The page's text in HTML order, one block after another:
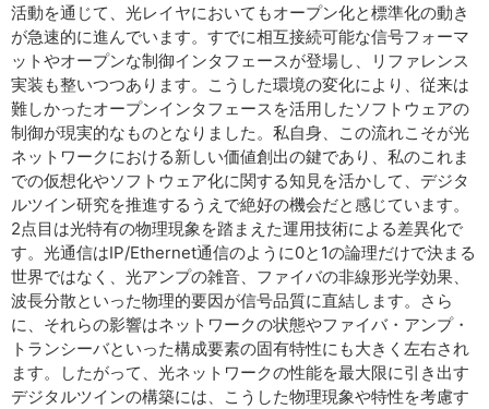
活動を通じて、光レイヤにおいてもオープン化と標準化の動き
が急速的に進んでいます。すでに相互接続可能な信号フォーマ
ットやオープンな制御インタフェースが登場し、リファレンス
実装も整いつつあります。こうした環境の変化により、従来は
難しかったオープンインタフェースを活用したソフトウェアの
制御が現実的なものとなりました。私自身、この流れこそが光
ネットワークにおける新しい価値創出の鍵であり、私のこれま
での仮想化やソフトウェア化に関する知見を活かして、デジタ
ルツイン研究を推進するうえで絶好の機会だと感じています。
2点目は光特有の物理現象を踏まえた運用技術による差異化で
す。光通信はIP/Ethernet通信のように0と1の論理だけで決まる
世界ではなく、光アンプの雑音、ファイバの非線形光学効果、
波長分散といった物理的要因が信号品質に直結します。さら
に、それらの影響はネットワークの状態やファイバ・アンプ・
トランシーバといった構成要素の固有特性にも大きく左右され
ます。したがって、光ネットワークの性能を最大限に引き出す
デジタルツインの構築には、こうした物理現象や特性を考慮す